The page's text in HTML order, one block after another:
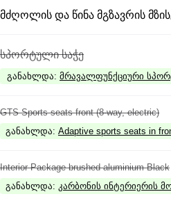
მძღოლის და წინა მგზავრის
სპორტული საჭე
განახლდა: მრავალფუნქციური
GTS Sports seats front (8-way, electric)
განახლდა: Adaptive sports seats in
Interior Package brushed aluminium Black
განახლდა: კარბონის ინტერიერის